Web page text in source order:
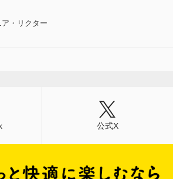
ア・リクター
公式X